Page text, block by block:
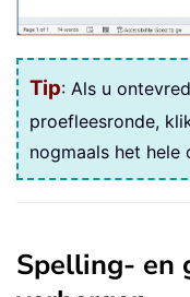
Tip: Als u
proefleesronde,
nogmaals het hele
Spelling- en